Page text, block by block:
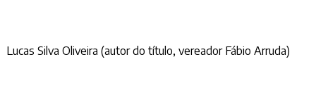
Lucas Silva Oliveira (autor do título, vereador Fábio Arruda)